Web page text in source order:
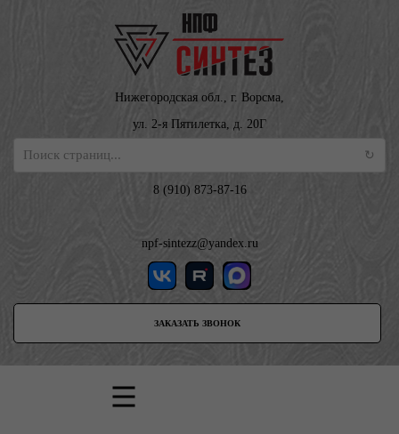
Нижегородская обл., г. Ворсма,
ул. 2-я Пятилетка, д. 20Г
8 (910) 873-87-16
npf-sintezz@yandex.ru
ЗАКАЗАТЬ ЗВОНОК